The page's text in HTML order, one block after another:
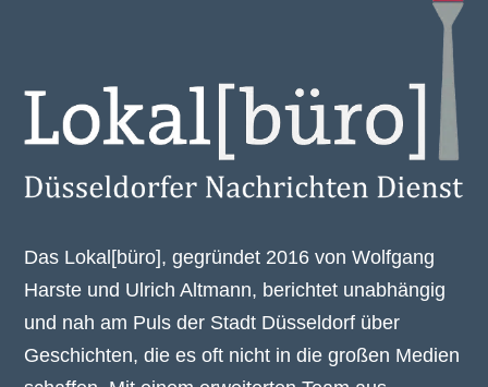
Das Lokal[büro], gegründet 2016 von Wolfgang
Harste und Ulrich Altmann, berichtet unabhängig
und nah am Puls der Stadt Düsseldorf über
Geschichten, die es oft nicht in die großen Medien